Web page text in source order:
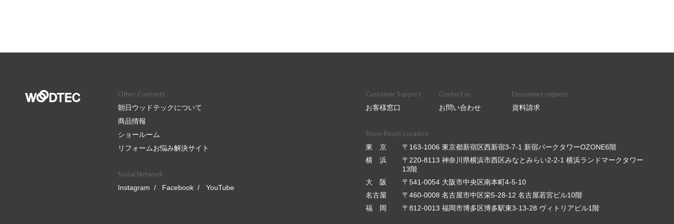
Other Contents
朝日ウッドテックについて
商品情報
ショールーム
リフォームお悩み解決サイト
Social Network
Instagram
Facebook YouTube
Customer Support
お客様窓口
Contact us
お問い合わせ
Document request
資料請求
Show Room Location
東 京
〒163-1006 東京都新宿区西新宿3-7-1 新宿パークタワーOZONE6階
横 浜
〒220-8113 神奈川県横浜市西区みなとみらい2-2-1 横浜ランドマークタワー
13階
大 阪
〒541-0054 大阪市中央区南本町4-5-10
名古屋
〒460-0008 名古屋市中区栄5-28-12 名古屋若宮ビル10階
福 岡
〒812-0013 福岡市博多区博多駅東3-13-28 ヴィトリアビル1階